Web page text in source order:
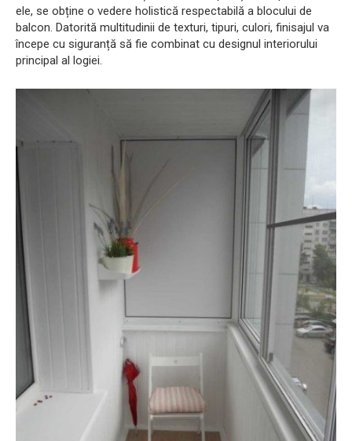
ele, se obține o vedere holistică respectabilă a blocului de
balcon. Datorită multitudinii de texturi, tipuri, culori, finisajul va
începe cu siguranță să fie combinat cu designul interiorului
principal al logiei.